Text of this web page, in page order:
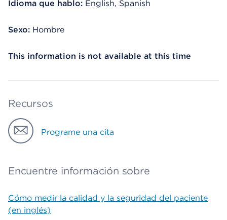
Idioma que hablo: English, Spanish
Sexo: Hombre
This information is not available at this time
Recursos
Programe una cita
Encuentre información sobre
Cómo medir la calidad y la seguridad del paciente
(en inglés)